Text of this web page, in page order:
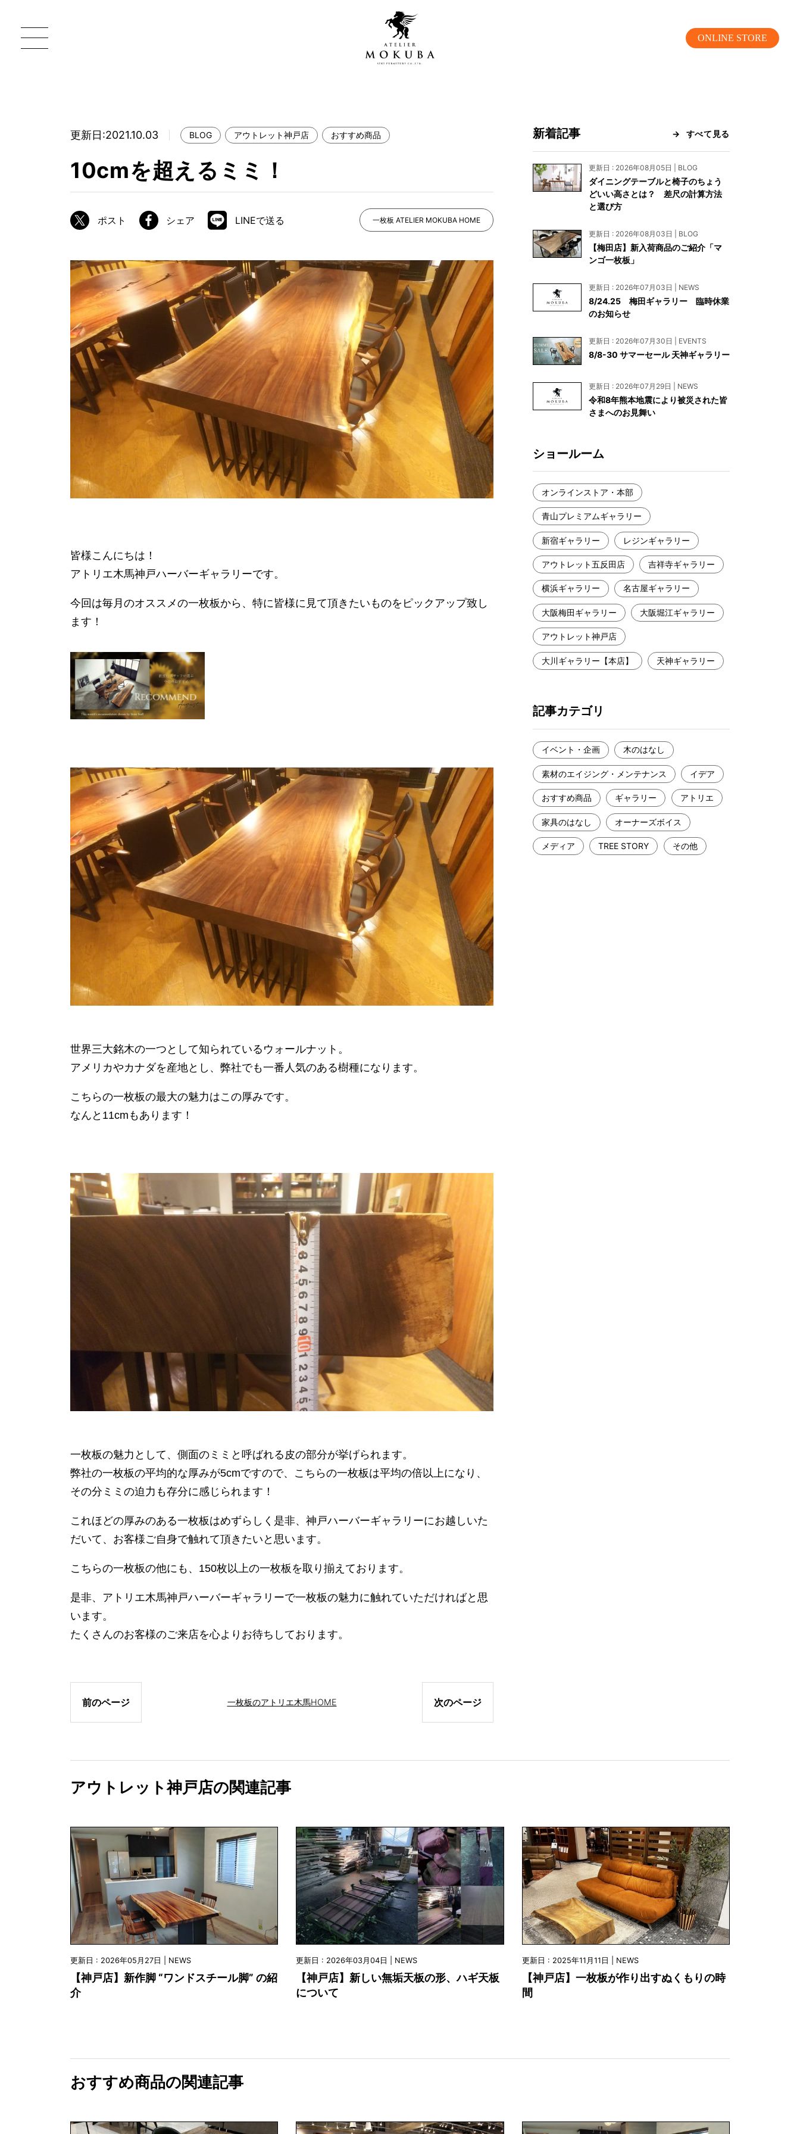
ONLINE STORE
製造工程
加工技術
商品情報
ATELIER MOKUBAの一枚板テーブル
ATELIER MOKUBAの一枚板×異素材
特別なダイニングチェア
一枚板用のテーブル脚
コーディネート集
青山プレミアムギャラリー
吉祥寺ギャラリー
名古屋ギャラリー
大阪梅田ギャラリー
アウトレット神戸店
大川ギャラリー【本店】
天神ギャラリー
公式オンラインストア
WEBカタログ
納品事例
納品事例（住宅・インテリア）
納品事例（店舗・オフィス）
お客様の声
コーディネート集
INFORMATION
NEWS
EVENT
BLOG
メディア美術協力実績
よくあるご質問
お問い合わせ
資料請求
工務店様・設計会社様向けお問い合わせ
一枚板買い取りに関して
更新日:2021.10.03 BLOG アウトレット神戸店 おすすめ商品
10cmを超えるミミ！
ポスト シェア LINEで送る 一枚板 ATELIER MOKUBA HOME
皆様こんにちは！
アトリエ木馬神戸ハーバーギャラリーです。
今回は毎月のオススメの一枚板から、特に皆様に見て頂きたいものをピックアップ致し
ます！
世界三大銘木の一つとして知られているウォールナット。
アメリカやカナダを産地とし、弊社でも一番人気のある樹種になります。
こちらの一枚板の最大の魅力はこの厚みです。
なんと11cmもあります！
一枚板の魅力として、側面のミミと呼ばれる皮の部分が挙げられます。
弊社の一枚板の平均的な厚みが5cmですので、こちらの一枚板は平均の倍以上になり、
その分ミミの迫力も存分に感じられます！
これほどの厚みのある一枚板はめずらしく是非、神戸ハーバーギャラリーにお越しいた
だいて、お客様ご自身で触れて頂きたいと思います。
こちらの一枚板の他にも、150枚以上の一枚板を取り揃えております。
是非、アトリエ木馬神戸ハーバーギャラリーで一枚板の魅力に触れていただければと思
います。
たくさんのお客様のご来店を心よりお待ちしております。
一枚板のアトリエ木馬HOME
前のページ 次のページ
新着記事 すべて見る
更新日 : 2026年08月05日 | BLOG
ダイニングテーブルと椅子のちょう
どいい高さとは？ 差尺の計算方法
と選び方
更新日 : 2026年08月03日 | BLOG
【梅田店】新入荷商品のご紹介「マ
ンゴ一枚板」
更新日 : 2026年07月03日 | NEWS
8/24.25 梅田ギャラリー 臨時休業
のお知らせ
更新日 : 2026年07月30日 | EVENTS
8/8-30 サマーセール 天神ギャラリー
更新日 : 2026年07月29日 | NEWS
令和8年熊本地震により被災された皆
さまへのお見舞い
ショールーム
オンラインストア・本部
青山プレミアムギャラリー
新宿ギャラリー レジンギャラリー
アウトレット五反田店 吉祥寺ギャラリー
横浜ギャラリー 名古屋ギャラリー
大阪梅田ギャラリー 大阪堀江ギャラリー
アウトレット神戸店
大川ギャラリー【本店】 天神ギャラリー
記事カテゴリ
イベント・企画 木のはなし
素材のエイジング・メンテナンス イデア
おすすめ商品 ギャラリー アトリエ
家具のはなし オーナーズボイス
メディア TREE STORY その他
アウトレット神戸店の関連記事
更新日 : 2026年05月27日 | NEWS
【神戸店】新作脚 “ワンドスチール脚” の紹
介
更新日 : 2026年03月04日 | NEWS
【神戸店】新しい無垢天板の形、ハギ天板
について
更新日 : 2025年11月11日 | NEWS
【神戸店】一枚板が作り出すぬくもりの時
間
おすすめ商品の関連記事